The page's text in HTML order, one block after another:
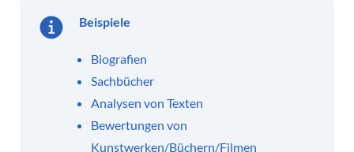
Beispiele
Biografien
Sachbücher
Analysen von Texten
Bewertungen von
Kunstwerken/Büchern/Filmen